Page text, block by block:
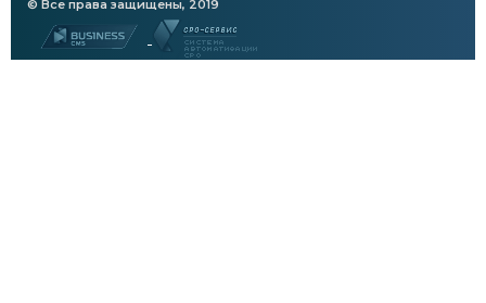
© Все права защищены, 2019